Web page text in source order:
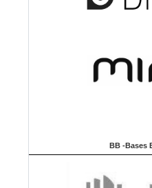
BB -Bases